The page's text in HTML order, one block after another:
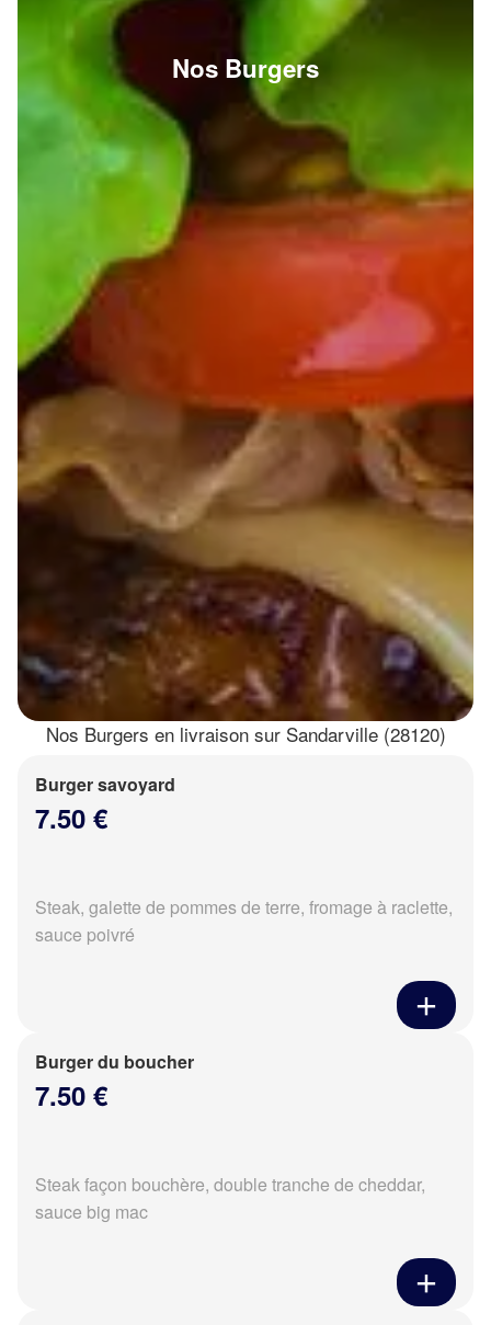
Nos Burgers
Nos Burgers en livraison sur Sandarville (28120)
Burger savoyard
7.50 €
Steak, galette de pommes de terre, fromage à raclette,
sauce poivré
Burger du boucher
7.50 €
Steak façon bouchère, double tranche de cheddar,
sauce big mac